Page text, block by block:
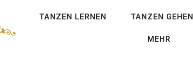
TANZEN LERNEN TANZEN GEHEN
MEHR